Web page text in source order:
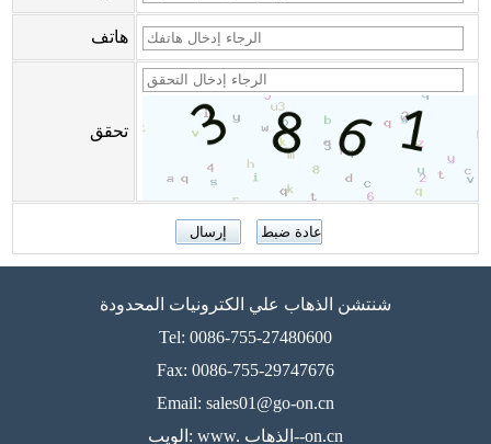
هاتف
تحقق
شنتشن الذهاب علي الكترونيات المحدودة
Tel: 0086-755-27480600
Fax: 0086-755-29747676
Email: sales01@go-on.cn
الويب: www. الذهاب--on.cn